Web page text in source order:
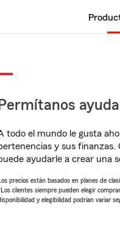
Permítanos
todo el mundo le gusta
y sus
ayudarle a crear una
precios están basados en planes de
clientes siempre pueden elegir
y elegibilidad podrían variar